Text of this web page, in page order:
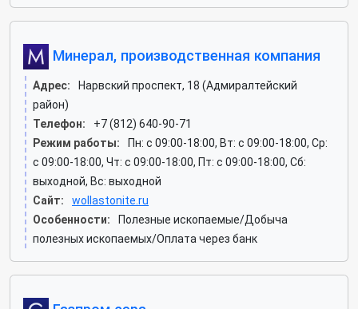
Минерал, производственная компания
Адрес:
Нарвский проспект, 18 (Адмиралтейский
район)
Телефон:
+7 (812) 640-90-71
Режим работы:
Пн: c 09:00-18:00, Вт: c 09:00-18:00, Ср:
c 09:00-18:00, Чт: c 09:00-18:00, Пт: c 09:00-18:00, Сб:
выходной, Вс: выходной
Сайт:
wollastonite.ru
Особенности:
Полезные ископаемые/Добыча
полезных ископаемых/Оплата через банк